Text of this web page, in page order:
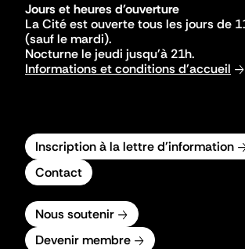
Jours et heures d'ouverture
La Cité est ouverte tous les jours de
(sauf le mardi).
Nocturne le jeudi jusqu'à 21h.
Informations et conditions d'accueil
Inscription à la lettre d'information
Contact
Nous soutenir
Devenir membre